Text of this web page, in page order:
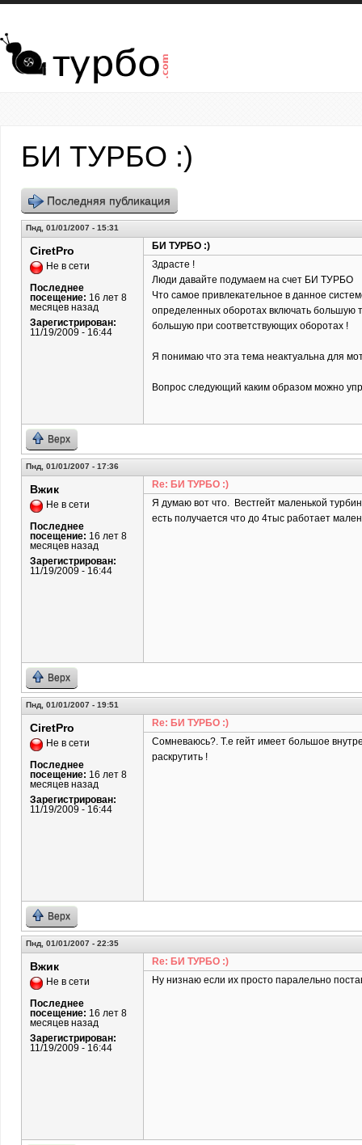
Перейти к основному содержанию
БИ ТУРБО :)
Последняя публикация
Пнд, 01/01/2007 - 15:31
CiretPro
Не в сети
Последнее
посещение: 16 лет 8
месяцев назад
Зарегистрирован:
11/19/2009 - 16:44
БИ ТУРБО :)
Здрасте !
Люди давайте подумаем на счет БИ ТУРБО
Что самое привлекательное в данное
определенных оборотах включать большую
большую при соответствующих оборотах !
Я понимаю что эта тема неактуальна для
Вопрос следующий каким образом можно
Верх
Пнд, 01/01/2007 - 17:36
Вжик
Не в сети
Последнее
посещение: 16 лет 8
месяцев назад
Зарегистрирован:
11/19/2009 - 16:44
Re: БИ ТУРБО :)
Я думаю вот что. Вестгейт маленькой
есть получается что до 4тыс работает
Верх
Пнд, 01/01/2007 - 19:51
CiretPro
Не в сети
Последнее
посещение: 16 лет 8
месяцев назад
Зарегистрирован:
11/19/2009 - 16:44
Re: БИ ТУРБО :)
Сомневаюсь?. Т.е гейт имеет большое
раскрутить !
Верх
Пнд, 01/01/2007 - 22:35
Вжик
Не в сети
Последнее
посещение: 16 лет 8
месяцев назад
Зарегистрирован:
11/19/2009 - 16:44
Re: БИ ТУРБО :)
Ну низнаю если их просто паралельно